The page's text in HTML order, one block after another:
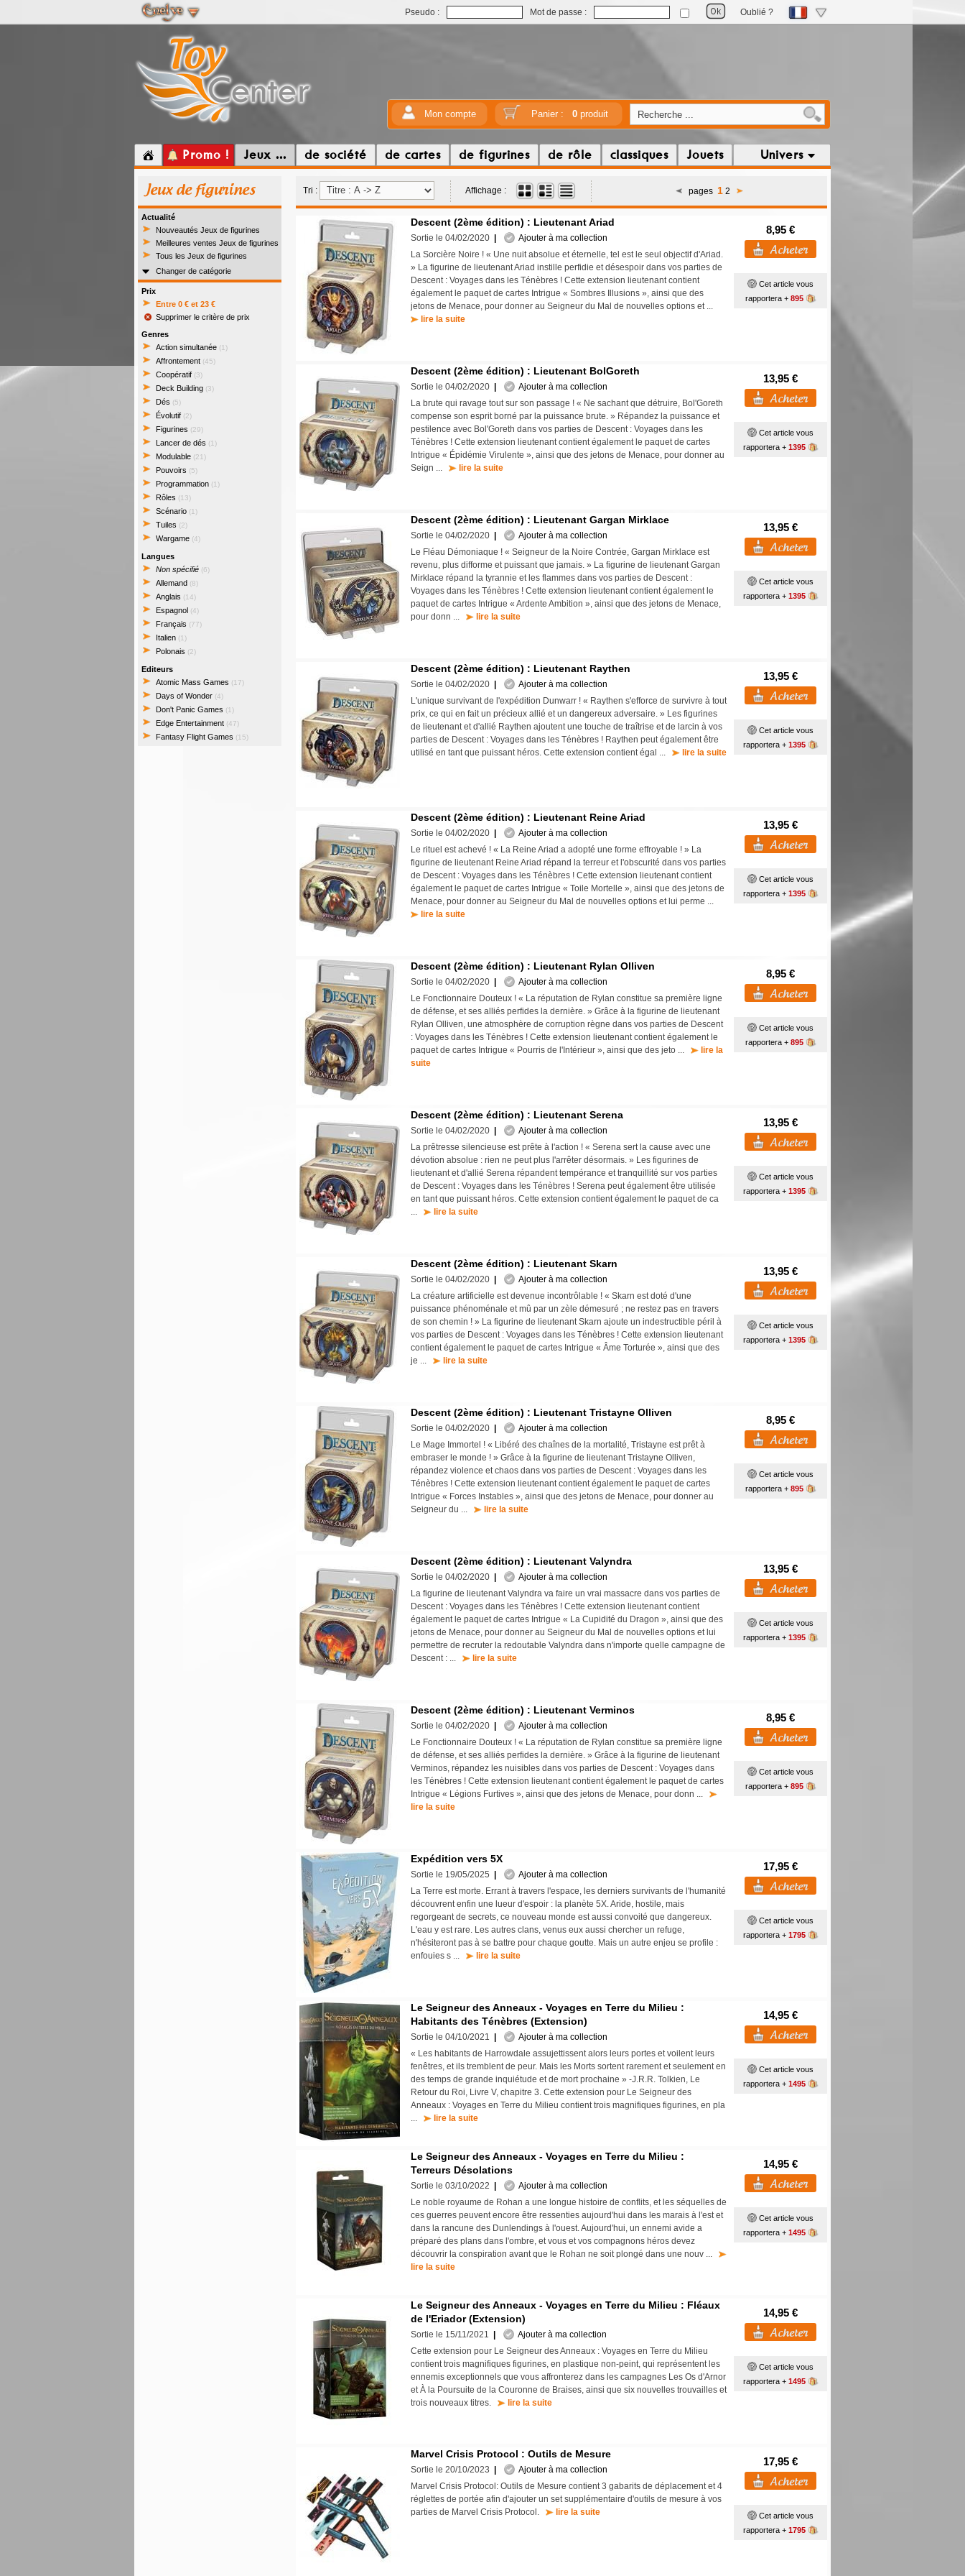
Pseudo : Mot de passe : Oublié ?
Mon compte Panier : 0produit
Promo ! Jeux ... de société de cartes de figurines de rôle classiques Jouets Univers
Jeux de figurines
Actualité
Nouveautés Jeux de figurines
Meilleures ventes Jeux de figurines
Tous les Jeux de figurines
Changer de catégorie
Prix
Entre 0 € et 23 €
Supprimer le critère de prix
Genres
Action simultanée (1)
Affrontement (45)
Coopératif (3)
Deck Building (3)
Dés (5)
Évolutif (2)
Figurines (29)
Lancer de dés (1)
Modulable (21)
Pouvoirs (5)
Programmation (1)
Rôles (13)
Scénario (1)
Tuiles (2)
Wargame (4)
Langues
Non spécifié (6)
Allemand (8)
Anglais (14)
Espagnol (4)
Français (77)
Italien (1)
Polonais (2)
Editeurs
Atomic Mass Games (17)
Days of Wonder (4)
Don't Panic Games (1)
Edge Entertainment (47)
Fantasy Flight Games (15)
Tri : Affichage : pages 1 2
Descent (2ème édition) : Lieutenant Ariad
Sortie le 04/02/2020
Ajouter à ma collection
La Sorcière Noire ! « Une nuit absolue et éternelle, tel est le seul objectif d'Ariad.
» La figurine de lieutenant Ariad instille perfidie et désespoir dans vos parties de
Descent : Voyages dans les Ténèbres ! Cette extension lieutenant contient
également le paquet de cartes Intrigue « Sombres Illusions », ainsi que des
jetons de Menace, pour donner au Seigneur du Mal de nouvelles options et ...
lire la suite
8,95 €
Cet article vous
rapportera + 895
Descent (2ème édition) : Lieutenant BolGoreth
Sortie le 04/02/2020
Ajouter à ma collection
La brute qui ravage tout sur son passage ! « Ne sachant que détruire, Bol'Goreth
compense son esprit borné par la puissance brute. » Répandez la puissance et
pestilence avec Bol'Goreth dans vos parties de Descent : Voyages dans les
Ténèbres ! Cette extension lieutenant contient également le paquet de cartes
Intrigue « Épidémie Virulente », ainsi que des jetons de Menace, pour donner au
Seign ...
lire la suite
13,95 €
Cet article vous
rapportera + 1395
Descent (2ème édition) : Lieutenant Gargan Mirklace
Sortie le 04/02/2020
Ajouter à ma collection
Le Fléau Démoniaque ! « Seigneur de la Noire Contrée, Gargan Mirklace est
revenu, plus difforme et puissant que jamais. » La figurine de lieutenant Gargan
Mirklace répand la tyrannie et les flammes dans vos parties de Descent :
Voyages dans les Ténèbres ! Cette extension lieutenant contient également le
paquet de cartes Intrigue « Ardente Ambition », ainsi que des jetons de Menace,
pour donn ...
lire la suite
13,95 €
Cet article vous
rapportera + 1395
Descent (2ème édition) : Lieutenant Raythen
Sortie le 04/02/2020
Ajouter à ma collection
L'unique survivant de l'expédition Dunwarr ! « Raythen s'efforce de survivre à tout
prix, ce qui en fait un précieux allié et un dangereux adversaire. » Les figurines
de lieutenant et d'allié Raythen ajoutent une touche de traîtrise et de larcin à vos
parties de Descent : Voyages dans les Ténèbres ! Raythen peut également être
utilisé en tant que puissant héros. Cette extension contient égal ...
lire la suite
13,95 €
Cet article vous
rapportera + 1395
Descent (2ème édition) : Lieutenant Reine Ariad
Sortie le 04/02/2020
Ajouter à ma collection
Le rituel est achevé ! « La Reine Ariad a adopté une forme effroyable ! » La
figurine de lieutenant Reine Ariad répand la terreur et l'obscurité dans vos parties
de Descent : Voyages dans les Ténèbres ! Cette extension lieutenant contient
également le paquet de cartes Intrigue « Toile Mortelle », ainsi que des jetons de
Menace, pour donner au Seigneur du Mal de nouvelles options et lui perme ...
lire la suite
13,95 €
Cet article vous
rapportera + 1395
Descent (2ème édition) : Lieutenant Rylan Olliven
Sortie le 04/02/2020
Ajouter à ma collection
Le Fonctionnaire Douteux ! « La réputation de Rylan constitue sa première ligne
de défense, et ses alliés perfides la dernière. » Grâce à la figurine de lieutenant
Rylan Olliven, une atmosphère de corruption règne dans vos parties de Descent
: Voyages dans les Ténèbres ! Cette extension lieutenant contient également le
paquet de cartes Intrigue « Pourris de l'Intérieur », ainsi que des jeto ...
lire la
suite
8,95 €
Cet article vous
rapportera + 895
Descent (2ème édition) : Lieutenant Serena
Sortie le 04/02/2020
Ajouter à ma collection
La prêtresse silencieuse est prête à l'action ! « Serena sert la cause avec une
dévotion absolue : rien ne peut plus l'arrêter désormais. » Les figurines de
lieutenant et d'allié Serena répandent tempérance et tranquillité sur vos parties
de Descent : Voyages dans les Ténèbres ! Serena peut également être utilisée
en tant que puissant héros. Cette extension contient également le paquet de ca
...
lire la suite
13,95 €
Cet article vous
rapportera + 1395
Descent (2ème édition) : Lieutenant Skarn
Sortie le 04/02/2020
Ajouter à ma collection
La créature artificielle est devenue incontrôlable ! « Skarn est doté d'une
puissance phénoménale et mû par un zèle démesuré ; ne restez pas en travers
de son chemin ! » La figurine de lieutenant Skarn ajoute un indestructible péril à
vos parties de Descent : Voyages dans les Ténèbres ! Cette extension lieutenant
contient également le paquet de cartes Intrigue « Âme Torturée », ainsi que des
je ...
lire la suite
13,95 €
Cet article vous
rapportera + 1395
Descent (2ème édition) : Lieutenant Tristayne Olliven
Sortie le 04/02/2020
Ajouter à ma collection
Le Mage Immortel ! « Libéré des chaînes de la mortalité, Tristayne est prêt à
embraser le monde ! » Grâce à la figurine de lieutenant Tristayne Olliven,
répandez violence et chaos dans vos parties de Descent : Voyages dans les
Ténèbres ! Cette extension lieutenant contient également le paquet de cartes
Intrigue « Forces Instables », ainsi que des jetons de Menace, pour donner au
Seigneur du ...
lire la suite
8,95 €
Cet article vous
rapportera + 895
Descent (2ème édition) : Lieutenant Valyndra
Sortie le 04/02/2020
Ajouter à ma collection
La figurine de lieutenant Valyndra va faire un vrai massacre dans vos parties de
Descent : Voyages dans les Ténèbres ! Cette extension lieutenant contient
également le paquet de cartes Intrigue « La Cupidité du Dragon », ainsi que des
jetons de Menace, pour donner au Seigneur du Mal de nouvelles options et lui
permettre de recruter la redoutable Valyndra dans n'importe quelle campagne de
Descent : ...
lire la suite
13,95 €
Cet article vous
rapportera + 1395
Descent (2ème édition) : Lieutenant Verminos
Sortie le 04/02/2020
Ajouter à ma collection
Le Fonctionnaire Douteux ! « La réputation de Rylan constitue sa première ligne
de défense, et ses alliés perfides la dernière. » Grâce à la figurine de lieutenant
Verminos, répandez les nuisibles dans vos parties de Descent : Voyages dans
les Ténèbres ! Cette extension lieutenant contient également le paquet de cartes
Intrigue « Légions Furtives », ainsi que des jetons de Menace, pour donn ...
lire la suite
8,95 €
Cet article vous
rapportera + 895
Expédition vers 5X
Sortie le 19/05/2025
Ajouter à ma collection
La Terre est morte. Errant à travers l'espace, les derniers survivants de l'humanité
découvrent enfin une lueur d'espoir : la planète 5X. Aride, hostile, mais
regorgeant de secrets, ce nouveau monde est aussi convoité que dangereux.
L'eau y est rare. Les autres clans, venus eux aussi chercher un refuge,
n'hésiteront pas à se battre pour chaque goutte. Mais un autre enjeu se profile :
enfouies s ...
lire la suite
17,95 €
Cet article vous
rapportera + 1795
Le Seigneur des Anneaux - Voyages en Terre du Milieu :
Habitants des Ténèbres (Extension)
Sortie le 04/10/2021
Ajouter à ma collection
« Les habitants de Harrowdale assujettissent alors leurs portes et voilent leurs
fenêtres, et ils tremblent de peur. Mais les Morts sortent rarement et seulement en
des temps de grande inquiétude et de mort prochaine » -J.R.R. Tolkien, Le
Retour du Roi, Livre V, chapitre 3. Cette extension pour Le Seigneur des
Anneaux : Voyages en Terre du Milieu contient trois magnifiques figurines, en pla
...
lire la suite
14,95 €
Cet article vous
rapportera + 1495
Le Seigneur des Anneaux - Voyages en Terre du Milieu :
Terreurs Désolations
Sortie le 03/10/2022
Ajouter à ma collection
Le noble royaume de Rohan a une longue histoire de conflits, et les séquelles de
ces guerres peuvent encore être ressenties aujourd'hui dans les marais à l'est et
dans la rancune des Dunlendings à l'ouest. Aujourd'hui, un ennemi avide a
préparé des plans dans l'ombre, et vous et vos compagnons héros devez
découvrir la conspiration avant que le Rohan ne soit plongé dans une nouv ...
lire la suite
14,95 €
Cet article vous
rapportera + 1495
Le Seigneur des Anneaux - Voyages en Terre du Milieu : Fléaux
de l'Eriador (Extension)
Sortie le 15/11/2021
Ajouter à ma collection
Cette extension pour Le Seigneur des Anneaux : Voyages en Terre du Milieu
contient trois magnifiques figurines, en plastique non-peint, qui représentent les
ennemis exceptionnels que vous affronterez dans les campagnes Les Os d'Arnor
et À la Poursuite de la Couronne de Braises, ainsi que six nouvelles trouvailles et
trois nouveaux titres.
lire la suite
14,95 €
Cet article vous
rapportera + 1495
Marvel Crisis Protocol : Outils de Mesure
Sortie le 20/10/2023
Ajouter à ma collection
Marvel Crisis Protocol: Outils de Mesure contient 3 gabarits de déplacement et 4
réglettes de portée afin d'ajouter un set supplémentaire d'outils de mesure à vos
parties de Marvel Crisis Protocol.
lire la suite
17,95 €
Cet article vous
rapportera + 1795